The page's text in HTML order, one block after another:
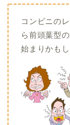
コンビニの
ら前頭葉型
始まりかもし